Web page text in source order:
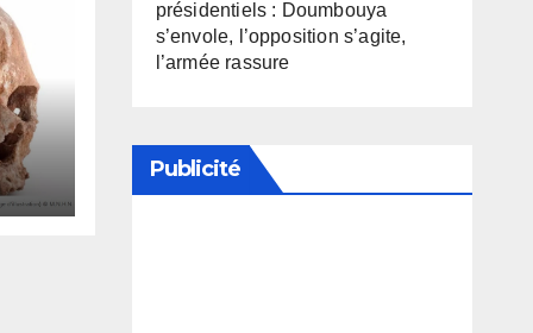
présidentiels : Doumbouya
s’envole, l’opposition s’agite,
l’armée rassure
Publicité